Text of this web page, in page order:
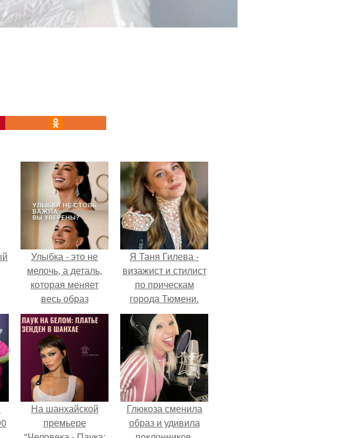
Улыбка - это не
мелочь, а деталь,
которая меняет
весь образ
человека.
Я Таня Гилева -
визажист и стилист
по прическам
города Тюмени.
На шанхайской
премьере
Глюкоза сменила
образ и удивила